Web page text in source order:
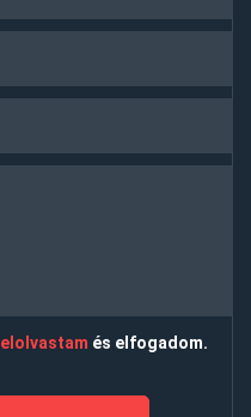
elolvastam és elfogadom.